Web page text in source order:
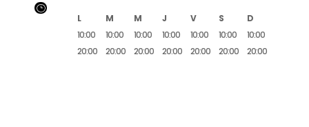
L M M J V S
D
10:00
20:00
10:00
20:00
10:00
20:00
10:00
20:00
10:00
20:00
10:00
20:00
10:00
20:00
}